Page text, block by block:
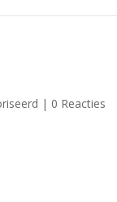
| 0 Reacties